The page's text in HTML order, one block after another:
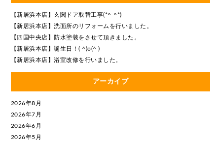
【新居浜本店】玄関ドア取替工事(*^-^*)
【新居浜本店】洗面所のリフォームを行いました。
【四国中央店】防水塗装をさせて頂きました。
【新居浜本店】誕生日！( ^)o(^ )
【新居浜本店】浴室改修を行いました。
アーカイブ
2026年8月
2026年7月
2026年6月
2026年5月